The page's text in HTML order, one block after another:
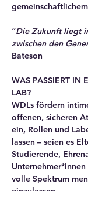
“Die Zukunft liegt
zwischen den
Bateson
WAS PASSIERT IN
LAB?
WDLs fördern
offenen, sicheren
ein, Rollen und
lassen – seien es
Studierende,
volle Spektrum
einzulassen.